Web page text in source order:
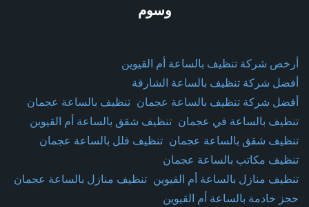
وسوم
أرخص شركة تنظيف بالساعة أم القيوين
أفضل شركة تنظيف بالساعة الشارقة
أفضل شركة تنظيف بالساعة عجمان تنظيف بالساعة عجمان
تنظيف بالساعة في عجمان تنظيف شقق بالساعة أم القيوين
تنظيف شقق بالساعة عجمان تنظيف فلل بالساعة عجمان
تنظيف مكاتب بالساعة عجمان
تنظيف منازل بالساعة أم القيوين تنظيف منازل بالساعة عجمان
حجز خادمة بالساعة أم القيوين